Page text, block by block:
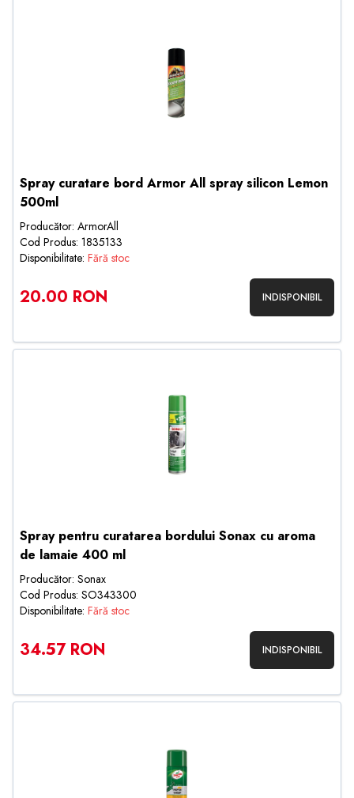
Spray curatare bord Armor All spray silicon Lemon
500ml
Producător: ArmorAll
Cod Produs: 1835133
Disponibilitate: Fără stoc
20.00 RON INDISPONIBIL
Spray pentru curatarea bordului Sonax cu aroma
de lamaie 400 ml
Producător: Sonax
Cod Produs: SO343300
Disponibilitate: Fără stoc
34.57 RON INDISPONIBIL